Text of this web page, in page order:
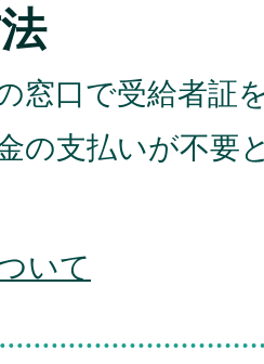
窓口で受給者証
の支払いが不要
いて